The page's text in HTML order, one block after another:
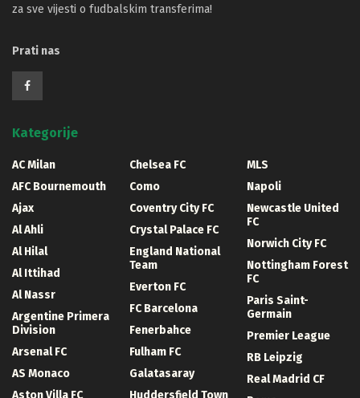
za sve vijesti o fudbalskim transferima!
Prati nas
Kategorije
AC Milan
AFC Bournemouth
Ajax
Al Ahli
Al Hilal
Al Ittihad
Al Nassr
Argentine Primera
Division
Arsenal FC
AS Monaco
Chelsea FC
Como
Coventry City FC
Crystal Palace FC
England National
Team
Everton FC
FC Barcelona
Fenerbahce
Fulham FC
Galatasaray
MLS
Napoli
Newcastle United
FC
Norwich City FC
Nottingham Forest
FC
Paris Saint-
Germain
Premier League
RB Leipzig
Real Madrid CF